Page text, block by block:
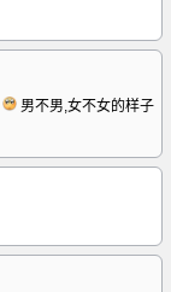
男不男,女不女的样子